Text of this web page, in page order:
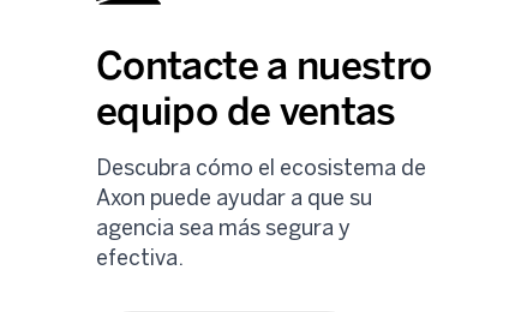
Contacte a nuestro
equipo de ventas
Descubra cómo el ecosistema de
Axon puede ayudar a que su
agencia sea más segura y
efectiva.